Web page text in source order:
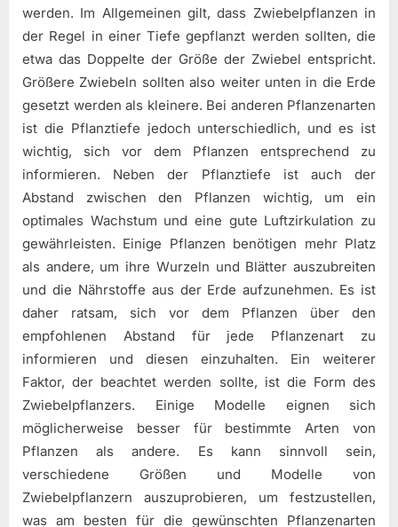
werden. Im Allgemeinen gilt, dass Zwiebelpflanzen in
der Regel in einer Tiefe gepflanzt werden sollten, die
etwa das Doppelte der Größe der Zwiebel entspricht.
Größere Zwiebeln sollten also weiter unten in die Erde
gesetzt werden als kleinere. Bei anderen Pflanzenarten
ist die Pflanztiefe jedoch unterschiedlich, und es ist
wichtig, sich vor dem Pflanzen entsprechend zu
informieren. Neben der Pflanztiefe ist auch der
Abstand zwischen den Pflanzen wichtig, um ein
optimales Wachstum und eine gute Luftzirkulation zu
gewährleisten. Einige Pflanzen benötigen mehr Platz
als andere, um ihre Wurzeln und Blätter auszubreiten
und die Nährstoffe aus der Erde aufzunehmen. Es ist
daher ratsam, sich vor dem Pflanzen über den
empfohlenen Abstand für jede Pflanzenart zu
informieren und diesen einzuhalten. Ein weiterer
Faktor, der beachtet werden sollte, ist die Form des
Zwiebelpflanzers. Einige Modelle eignen sich
möglicherweise besser für bestimmte Arten von
Pflanzen als andere. Es kann sinnvoll sein,
verschiedene Größen und Modelle von
Zwiebelpflanzern auszuprobieren, um festzustellen,
was am besten für die gewünschten Pflanzenarten